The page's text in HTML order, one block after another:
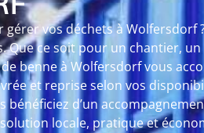
gérer vos déchets à Wolfersdorf
Que ce soit pour un chantier,
benne à Wolfersdorf vous
et reprise selon vos
bénéficiez d’un
locale, pratique et